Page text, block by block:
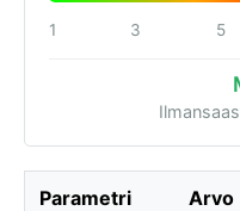
1 3 5
Parametri Arvo